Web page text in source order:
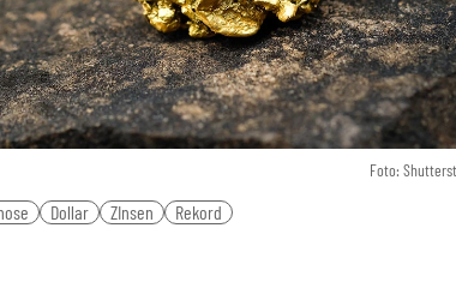
Foto:
Dollar ZInsen Rekord